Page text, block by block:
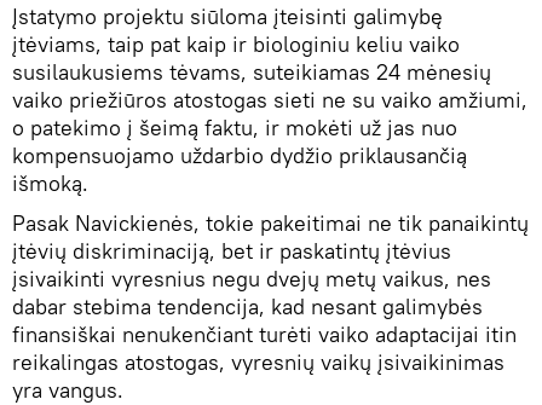
Įstatymo projektu siūloma įteisinti galimybę
įtėviams, taip pat kaip ir biologiniu keliu vaiko
susilaukusiems tėvams, suteikiamas 24 mėnesių
vaiko priežiūros atostogas sieti ne su vaiko amžiumi,
o patekimo į šeimą faktu, ir mokėti už jas nuo
kompensuojamo uždarbio dydžio priklausančią
išmoką.
Pasak Navickienės, tokie pakeitimai ne tik panaikintų
įtėvių diskriminaciją, bet ir paskatintų įtėvius
įsivaikinti vyresnius negu dvejų metų vaikus, nes
dabar stebima tendencija, kad nesant galimybės
finansiškai nenukenčiant turėti vaiko adaptacijai itin
reikalingas atostogas, vyresnių vaikų įsivaikinimas
yra vangus.